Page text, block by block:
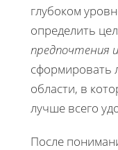
глубоком
определить
предпочтения
сформировать
области, в
лучше всего
После